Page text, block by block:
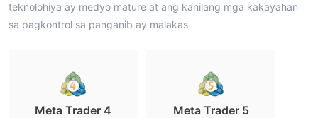
teknolohiya ay medyo mature at ang kanilang mga kakayahan
sa pagkontrol sa panganib ay malakas
Meta Trader 4 Meta Trader 5